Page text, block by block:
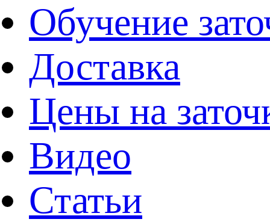
Обучение
Доставка
Цены на
Видео
Статьи